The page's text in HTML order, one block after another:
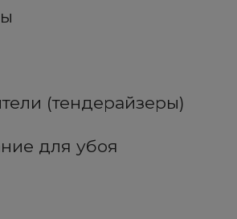
(тендерайзеры)
для убоя